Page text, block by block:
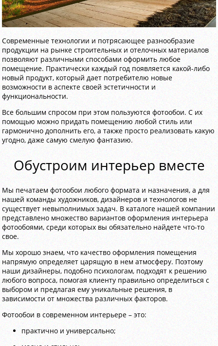
Современные технологии и потрясающее разнообразие
продукции на рынке строительных и отелочных материалов
позволяют различными способами оформить любое
помещение. Практически каждый год появляется какой-либо
новый продукт, который дает потребителю новые
возможности в аспекте своей эстетичности и
функциональности.
Все большим спросом при этом пользуются фотообои. С их
помощью можно придать помещению любой стиль или
гармонично дополнить его, а также просто реализовать какую
угодно, даже самую смелую фантазию.
Обустроим интерьер вместе
Мы печатаем фотообои любого формата и назначения, а для
нашей команды художников, дизайнеров и технологов не
существует невыполнимых задач. В каталоге нашей компании
представлено множество вариантов оформления интерьера
фотообоями, среди которых вы обязательно найдете что-то
свое.
Мы хорошо знаем, что качество оформления помещения
напрямую определяет царящую в нем атмосферу. Поэтому
наши дизайнеры, подобно психологам, подходят к решению
любого вопроса, помогая клиенту правильно определиться с
выбором и предлагая ему уникальные решения, в
зависимости от множества различных факторов.
Фотообои в современном интерьере – это:
практично и универсально;